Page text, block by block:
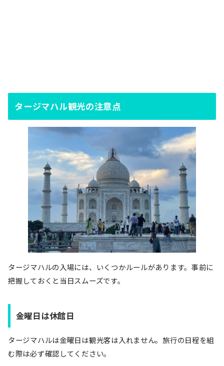
タージマハル観光の注意点
タージマハルの入場には、いくつかルールがあります。事前に
把握しておくと当日スムーズです。
金曜日は休館日
タージマハルは金曜日は観光客は入れません。旅行の日程を組
む際は必ず確認してください。